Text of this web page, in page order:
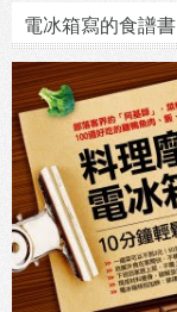
電冰箱寫的食譜書